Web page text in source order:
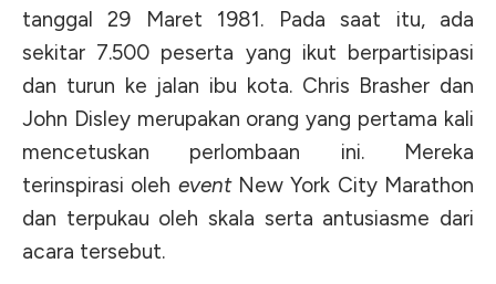
tanggal 29 Maret 1981. Pada saat itu, ada
sekitar 7.500 peserta yang ikut berpartisipasi
dan turun ke jalan ibu kota. Chris Brasher dan
John Disley merupakan orang yang pertama kali
mencetuskan perlombaan ini. Mereka
terinspirasi oleh eventNew York City Marathon
dan terpukau oleh skala serta antusiasme dari
acara tersebut.